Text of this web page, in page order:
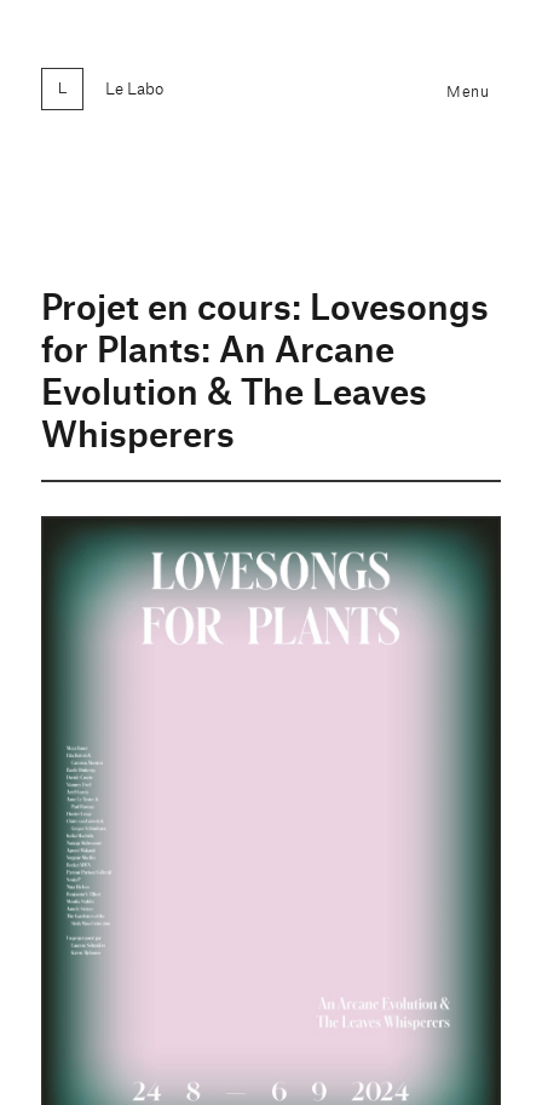
Le Labo Menu
Projet en cours: Lovesongs
for Plants: An Arcane
Evolution & The Leaves
Whisperers